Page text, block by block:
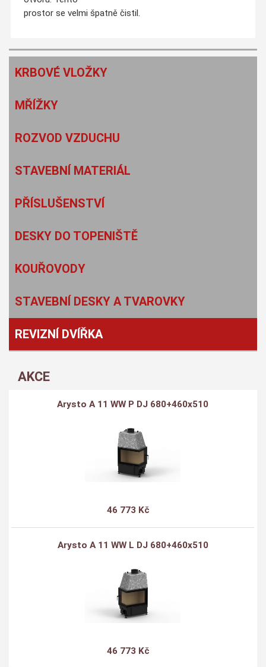
prostor se velmi špatně čistil.
KRBOVÉ VLOŽKY
MŘÍŽKY
ROZVOD VZDUCHU
STAVEBNÍ MATERIÁL
PŘÍSLUŠENSTVÍ
DESKY DO TOPENIŠTĚ
KOUŘOVODY
STAVEBNÍ DESKY A TVAROVKY
REVIZNÍ DVÍŘKA
AKCE
Arysto A 11 WW P DJ 680+460x510
46 773 Kč
Arysto A 11 WW L DJ 680+460x510
46 773 Kč